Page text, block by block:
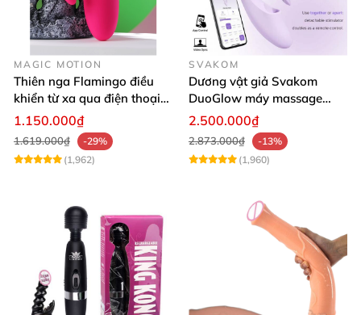
MAGIC MOTION
Thiên nga Flamingo điều
khiển từ xa qua điện thoại
cao cấp
1.150.000₫
1.619.000₫
-29%
(1,962)
SVAKOM
Dương vật giả Svakom
DuoGlow máy massage
điểm G và âm vật cao cấp 5
in 1 điều khiển app thông
minh
2.500.000₫
2.873.000₫
-13%
(1,960)